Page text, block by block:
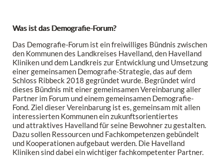
Was ist das Demografie-Forum?
Das Demografie-Forum ist ein freiwilliges Bündnis zwischen
den Kommunen des Landkreises Havelland, den Havelland
Kliniken und dem Landkreis zur Entwicklung und Umsetzung
einer gemeinsamen Demografie-Strategie, das auf dem
Schloss Ribbeck 2018 gegründet wurde. Begründet wird
dieses Bündnis mit einer gemeinsamen Vereinbarung aller
Partner im Forum und einem gemeinsamen Demografie-
Fond. Ziel dieser Vereinbarung ist es, gemeinsam mit allen
interessierten Kommunen ein zukunftsorientiertes
und attraktives Havelland für seine Bewohner zu gestalten.
Dazu sollen Ressourcen und Fachkompetenzen gebündelt
und Kooperationen aufgebaut werden. Die Havelland
Kliniken sind dabei ein wichtiger fachkompetenter Partner.